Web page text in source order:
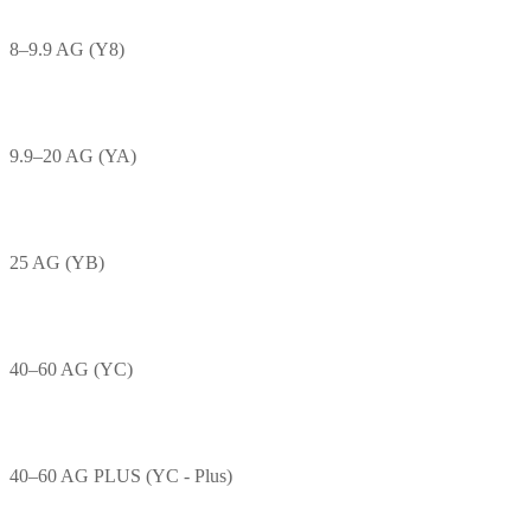
8–9.9 AG (Y8)
9.9–20 AG (YA)
25 AG (YB)
40–60 AG (YC)
40–60 AG PLUS (YC - Plus)